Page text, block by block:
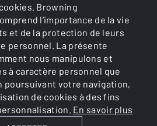
Browning
l’importance de la vie
et de la protection de leurs
personnel. La présente
nous manipulons et
à caractère personnel que
poursuivant votre navigation,
de cookies à des fins
En savoir plus
de confidentialité